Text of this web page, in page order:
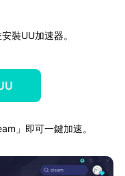
裝UU加速器。
」即可一鍵加速。